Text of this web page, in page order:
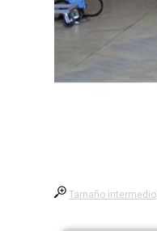
Tamaño intermedio